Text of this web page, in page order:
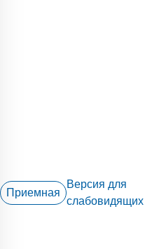
Приемная
Версия для
слабовидящих